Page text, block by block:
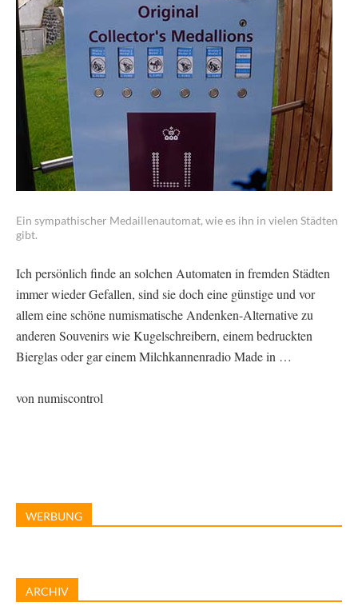
Ein sympathischer Medaillenautomat, wie es ihn in vielen Städten
gibt.
Ich persönlich finde an solchen Automaten in fremden Städten
immer wieder Gefallen, sind sie doch eine günstige und vor
allem eine schöne numismatische Andenken-Alternative zu
anderen Souvenirs wie Kugelschreibern, einem bedruckten
Bierglas oder gar einem Milchkannenradio Made in …
von numiscontrol
WERBUNG
ARCHIV